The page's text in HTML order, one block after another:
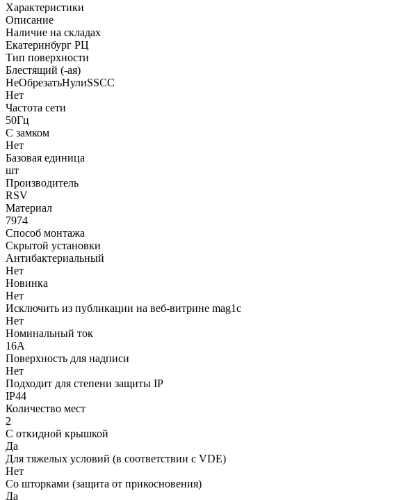
Характеристики
Описание
Наличие на складах
Екатеринбург РЦ
Тип поверхности
Блестящий (-ая)
НеОбрезатьНулиSSCC
Нет
Частота сети
50Гц
С замком
Нет
Базовая единица
шт
Производитель
RSV
Материал
7974
Способ монтажа
Скрытой установки
Антибактериальный
Нет
Новинка
Нет
Исключить из публикации на веб-витрине mag1c
Нет
Номинальный ток
16А
Поверхность для надписи
Нет
Подходит для степени защиты IP
IP44
Количество мест
2
С откидной крышкой
Да
Для тяжелых условий (в соответствии с VDE)
Нет
Со шторками (защита от прикосновения)
Да